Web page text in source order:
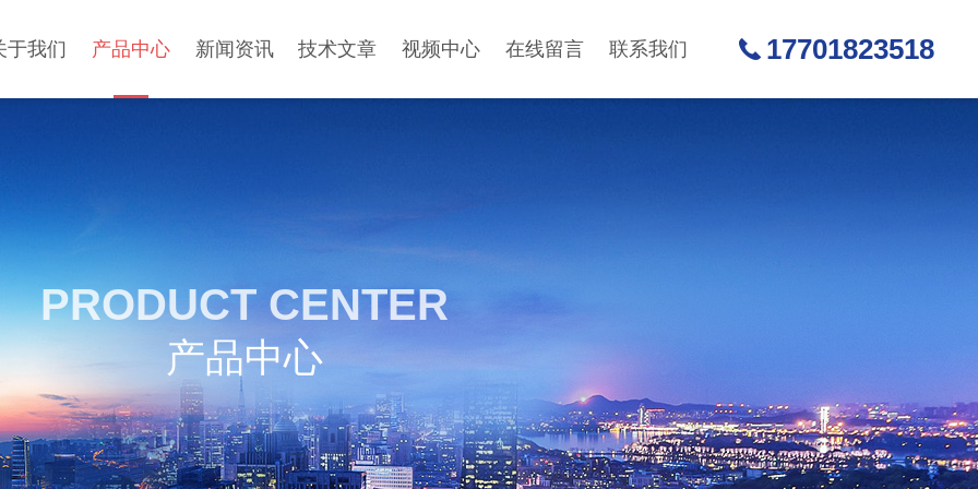
于我们 产品中心 新闻资讯 技术文章 视频中心 在线留言 联系我们 17701823518
PRODUCT CENTER
产品中心